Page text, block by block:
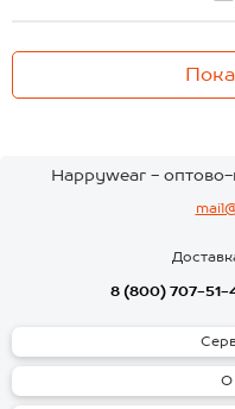
Happywear -
8 (800) 707-51-
О